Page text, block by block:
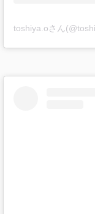
toshiya.oさん